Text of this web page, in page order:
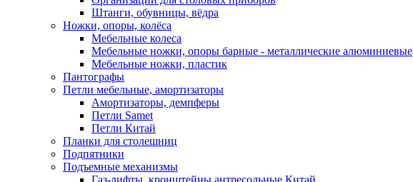
Штанги, обувницы, вёдра
Ножки, опоры, колёса
Мебельные колеса
Мебельные ножки, опоры барные - металлические алюминиевые
Мебельные ножки, пластик
Пантографы
Петли мебельные, амортизаторы
Амортизаторы, демпферы
Петли Samet
Петли Китай
Планки для столешниц
Подпятники
Подъемные механизмы